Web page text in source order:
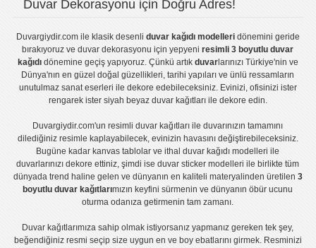
Duvar Dekorasyonu için Doğru Adres!
Duvargiydir.comile klasik desenli duvar kağıdı modelleridönemini geride
bırakıyoruz veduvar dekorasyonu için yepyeniresimli 3 boyutlu duvar
kağıdıdönemine geçiş yapıyoruz. Çünkü artık duvarlarınızı Türkiye'nin ve
Dünya'nın en güzel doğal güzellikleri, tarihi yapıları ve ünlü ressamların
unutulmaz sanat eserleri ile dekore edebileceksiniz. Evinizi, ofisinizi ister
rengarek ister siyah beyaz duvar kağıtlarıile dekore edin.
Duvargiydir.com'unresimli duvar kağıtları ile duvarınızın tamamını
dilediğiniz resimle kaplayabilecek, evinizin havasını değiştirebileceksiniz.
Bugüne kadar kanvas tablo lar veithal duvar kağıdı modelleri ile
duvarlarınızı dekore ettiniz, şimdi iseduvar sticker modelleri ile birlikte tüm
dünyada trend haline gelen ve dünyanın en kaliteli materyalinden üretilen 3
boyutlu duvar kağıtlarımızın keyfini sürmenin ve dünyanın öbür ucunu
oturma odanıza getirmenin tam zamanı.
Duvar kağıtlarımıza sahip olmak istiyorsanız yapmanız gereken tek şey,
beğendiğiniz resmi seçip size uygun en ve boy ebatlarını girmek. Resminizi